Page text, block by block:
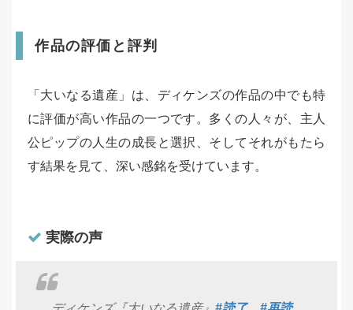
作品の評価と評判
「大いなる遺産」は、ディケンズの作品の中でも特
に評価が高い作品の一つです。多くの人々が、主人
公ピップの人生の成長と選択、そしてそれがもたら
す結果を見て、深い感銘を受けています。
実際の声